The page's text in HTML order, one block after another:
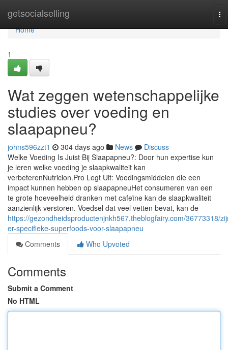
getsocialselling
Home
Home
1
Wat zeggen wetenschappelijke
studies over voeding en
slaapapneu?
johns596zzt1 304 days ago News
Discuss
Welke Voeding Is Juist Bij Slaapapneu?: Door hun expertise kun
je leren welke voeding je slaapkwaliteit kan
verbeterenNutricion.Pro Legt Uit: Voedingsmiddelen die een
impact kunnen hebben op slaapapneuHet consumeren van een
te grote hoeveelheid dranken met cafeïne kan de slaapkwaliteit
aanzienlijk verstoren. Voedsel dat veel vetten bevat, kan de
https://gezondheidsproductenjnkh567.theblogfairy.com/36773318/
er-specifieke-superfoods-voor-slaapapneu
Comments
Who Upvoted
Comments
Submit a Comment
No HTML